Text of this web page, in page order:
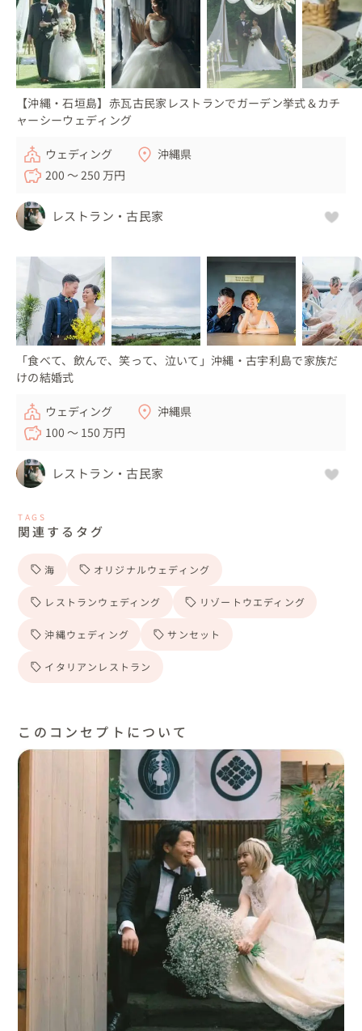
沖縄を選ばれた理由を伺いながら、沖縄だからこそできる
オリジナルのウェディングをご提案します！ 生まれも育ち
も沖縄である私にお任せください✨
【沖縄・石垣島】赤瓦古民家レストランでガーデン挙式＆カチ
ャーシーウェディング
ウェディング
沖縄県
200 〜 250 万円
レストラン・古民家
「食べて、飲んで、笑って、泣いて」沖縄・古宇利島で家族だ
けの結婚式
ウェディング
沖縄県
100 〜 150 万円
レストラン・古民家
TAGS
関連するタグ
海 オリジナルウェディング
レストランウェディング リゾートウエディング
沖縄ウェディング サンセット
イタリアンレストラン
このコンセプトについて